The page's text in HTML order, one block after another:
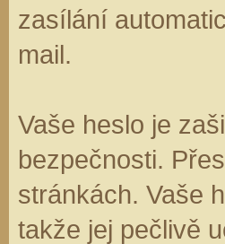
zasílání
mail.
Vaše heslo je
bezpečnosti.
stránkách. Vaše
takže jej pečlivě